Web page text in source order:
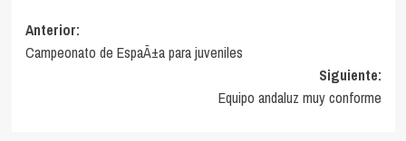
Navegación
de
Anterior:
Campeonato de EspaÃ±a para juveniles
Siguiente:
Equipo andaluz muy conforme